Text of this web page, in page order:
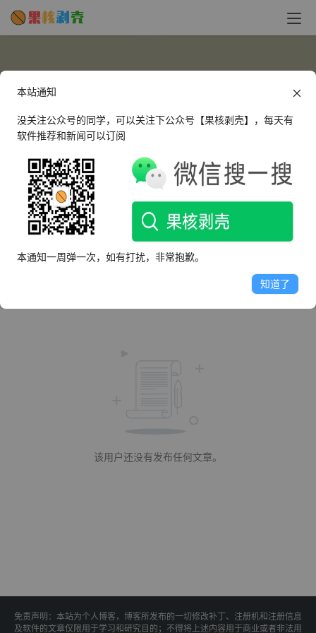
胆小鬼
过分完美，狠难得到！
该用户还没有发布任何文章。
免责声明：本站为个人博客，博客所发布的一切修改补丁、注册机和注册信息
及软件的文章仅限用于学习和研究目的；不得将上述内容用于商业或者非法用
本站通知
没关注公众号的同学，可以关注下公众号【果核剥壳】，每天有
软件推荐和新闻可以订阅
本通知一周弹一次，如有打扰，非常抱歉。
知道了